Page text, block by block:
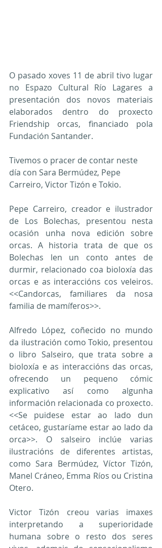
O pasado xoves 11 de abril tivo lugar
no Espazo Cultural Río Lagares a
presentación dos novos materiais
elaborados dentro do proxecto
Friendship orcas, financiado pola
Fundación Santander.
Tivemos o pracer de contar neste
día con Sara Bermúdez, Pepe
Carreiro, Victor Tizón e Tokio.
Pepe Carreiro, creador e ilustrador
de Los Bolechas, presentou nesta
ocasión unha nova edición sobre
orcas. A historia trata de que os
Bolechas len un conto antes de
durmir, relacionado coa bioloxía das
orcas e as interaccións cos veleiros.
<<Candorcas, familiares da nosa
familia de mamíferos>>.
Alfredo López, coñecido no mundo
da ilustración como Tokio, presentou
o libro Salseiro, que trata sobre a
bioloxía e as interaccións das orcas,
ofrecendo un pequeno cómic
explicativo así como algunha
información relacionada co proxecto.
<<Se puidese estar ao lado dun
cetáceo, gustaríame estar ao lado da
orca>>. O salseiro inclúe varias
ilustracións de diferentes artistas,
como Sara Bermúdez, Víctor Tizón,
Manel Cráneo, Emma Ríos ou Cristina
Otero.
Victor Tizón creou varias imaxes
interpretando a superioridade
humana sobre o resto dos seres